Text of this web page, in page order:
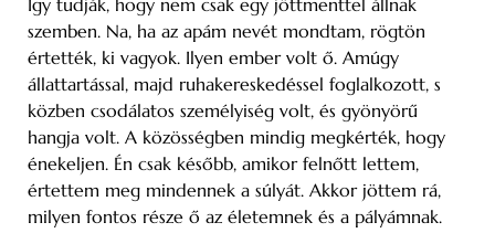
Így tudják, hogy nem csak egy jöttmenttel állnak
szemben. Na, ha az apám nevét mondtam, rögtön
értették, ki vagyok. Ilyen ember volt ő. Amúgy
állattartással, majd ruhakereskedéssel foglalkozott, s
közben csodálatos személyiség volt, és gyönyörű
hangja volt. A közösségben mindig megkérték, hogy
énekeljen. Én csak később, amikor felnőtt lettem,
értettem meg mindennek a súlyát. Akkor jöttem rá,
milyen fontos része ő az életemnek és a pályámnak.